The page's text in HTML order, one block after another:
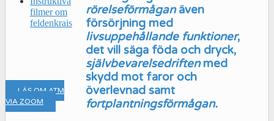
rörelseförmåganäven
försörjning med
livsuppehållande funktioner,
det vill säga föda och dryck,
självbevarelsedriftenmed
skydd mot faror och
överlevnad samt
fortplantningsförmågan.
filmer om
feldenkrais
LÄS OM ATM
VIA ZOOM